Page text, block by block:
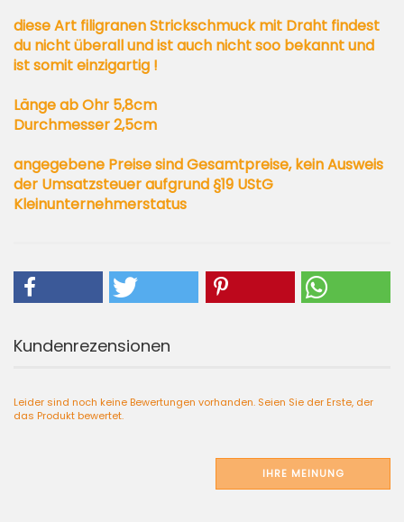
diese Art filigranen Strickschmuck mit Draht findest
du nicht überall und ist auch nicht soo bekannt und
ist somit einzigartig !
Länge ab Ohr 5,8cm
Durchmesser 2,5cm
angegebene Preise sind Gesamtpreise, kein Ausweis
der Umsatzsteuer aufgrund §19 UStG
Kleinunternehmerstatus
Kundenrezensionen
Leider sind noch keine Bewertungen vorhanden. Seien Sie der Erste, der
das Produkt bewertet.
IHRE MEINUNG